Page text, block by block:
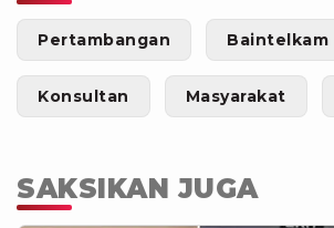
Pertambangan Baintelkam
Konsultan Masyarakat
SAKSIKAN JUGA